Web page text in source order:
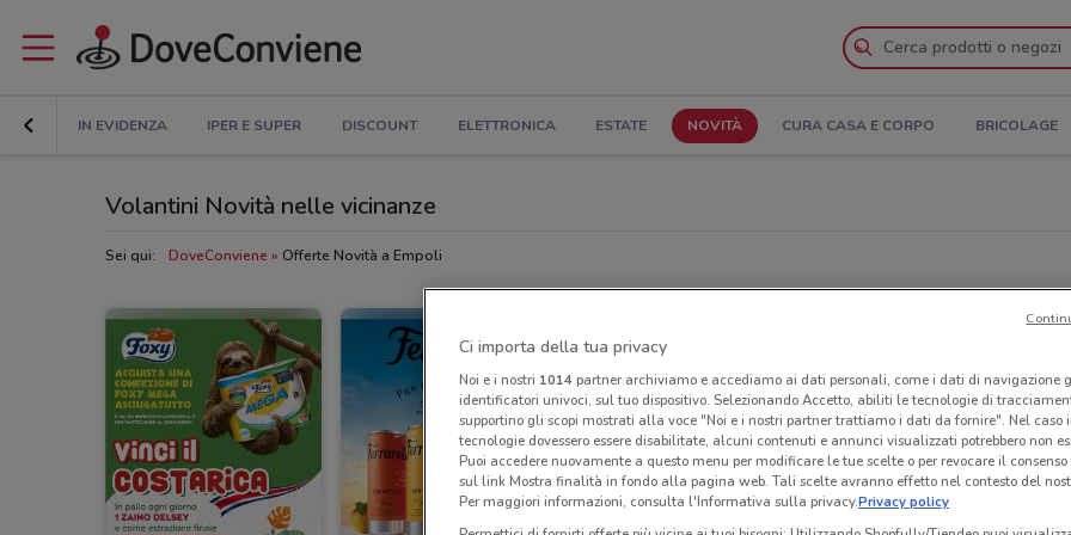
IN EVIDENZA IPER E SUPER DISCOUNT ELETTRONICA ESTATE NOVITÀ CURA CASA E CORPO BRICOLAGE
Volantini Novità nelle vicinanze
Sei qui: DoveConviene Offerte Novità a Empoli
Ci importa della tua privacy
Noi e i nostri 1014partner archiviamo e accediamo ai dati personali, come i dati di navigazione
identificatori univoci, sul tuo dispositivo. Selezionando Accetto, abiliti le tecnologie di
supportino gli scopi mostrati alla voce "Noi e i nostri partner trattiamo i dati da fornire". Nel caso
tecnologie dovessero essere disabilitate, alcuni contenuti e annunci visualizzati potrebbero non
Puoi accedere nuovamente a questo menu per modificare le tue scelte o per revocare il
sul link Mostra finalità in fondo alla pagina web. Tali scelte avranno effetto nel contesto del
Per maggiori informazioni, consulta l'Informativa sulla privacy.Privacy policy